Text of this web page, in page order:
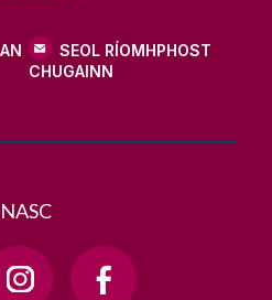
SEOL RÍOMHPHOST
CHUGAINN
NASC